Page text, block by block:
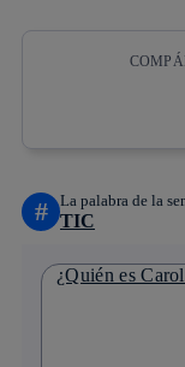
# La palabra de la
TIC
¿Quién es